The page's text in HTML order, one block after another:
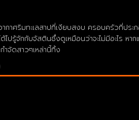
ศริมทะเลสาปที่เงียบสงบ ครอบครัวที่ประ
ปรู้จักกับจัสตินซึ่งดูเหมือนว่าจะไม่มีอะไร
จัดสาวๆเหล่านี้ทิ้ง